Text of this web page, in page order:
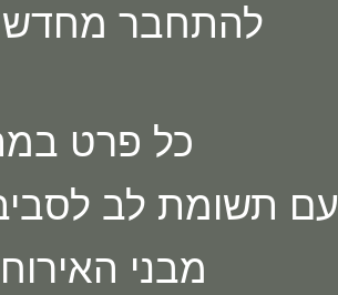
להתחבר מחדש
כל פרט
עם תשומת לב
מבני